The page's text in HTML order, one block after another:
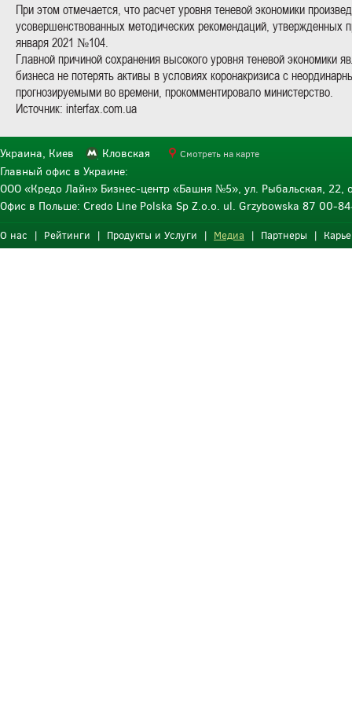
При этом отмечается, что расчет уровня теневой экономики
усовершенствованных методических рекомендаций, утвержденных
января 2021 №104.
Главной причиной сохранения высокого уровня теневой экономики
бизнеса не потерять активы в условиях коронакризиса с
прогнозируемыми во времени, прокомментировало министерство.
Источник: interfax.com.ua
Украина, Киев Кловская Смотреть на карте
Главный офис в Украине:
ООО «Кредо Лайн» Бизнес-центр «Башня №5», ул. Рыбальская, 22,
Офис в Польше: Credo Line Polska Sp Z.o.o. ul. Grzybowska 87 00-
О нас | Рейтинги | Продукты и Услуги | Медиа | Партнеры |